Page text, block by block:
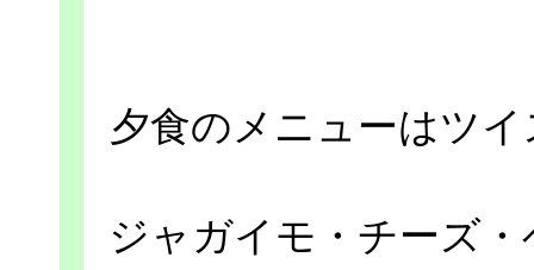
夕食のメニューはツ
ジャガイモ・チーズ